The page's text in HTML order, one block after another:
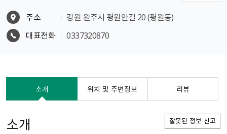
주소
강원 원주시 평원안길 20 (평원동)
대표전화
0337320870
소개 위치 및 주변정보 리뷰
소개 잘못된 정보 신고